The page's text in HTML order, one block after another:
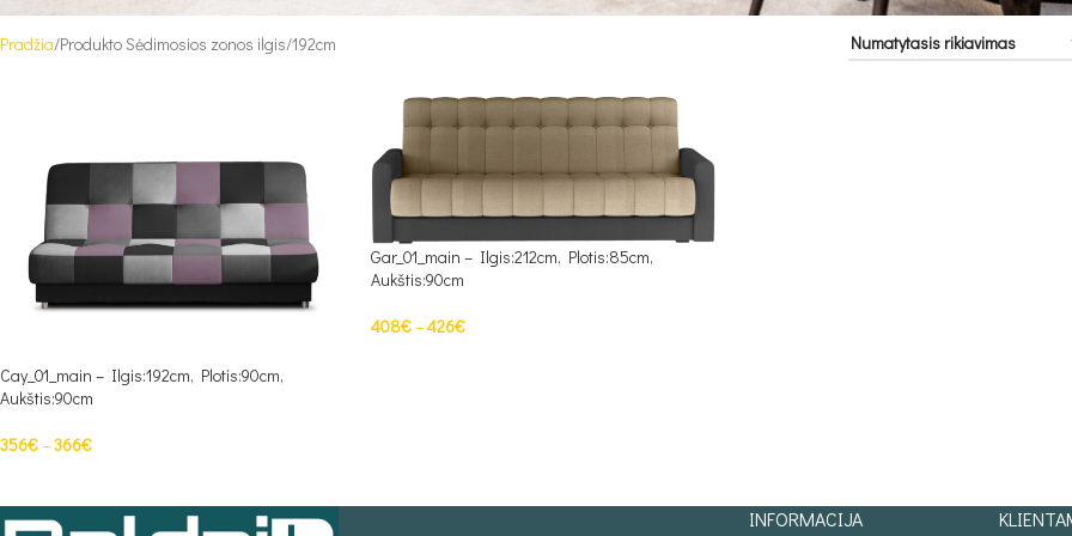
Pradžia Produkto Sėdimosios zonos ilgis 192cm
Cay_01_main – Ilgis:192cm, Plotis:90cm,
Aukštis:90cm
356€–366€
Gar_01_main – Ilgis:212cm, Plotis:85cm,
Aukštis:90cm
408€–426€
INFORMACIJA